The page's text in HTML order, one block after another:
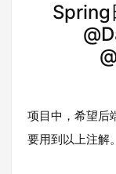
Spring
项目中，希望后
要用到以上注解。